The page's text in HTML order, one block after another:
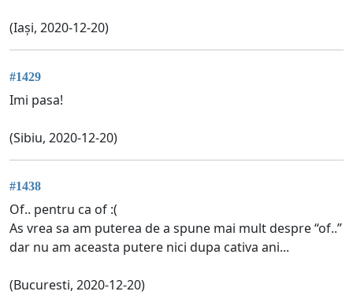
(Iași, 2020-12-20)
#1429
Imi pasa!
(Sibiu, 2020-12-20)
#1438
Of.. pentru ca of :(
As vrea sa am puterea de a spune mai mult despre “of..”
dar nu am aceasta putere nici dupa cativa ani...
(Bucuresti, 2020-12-20)